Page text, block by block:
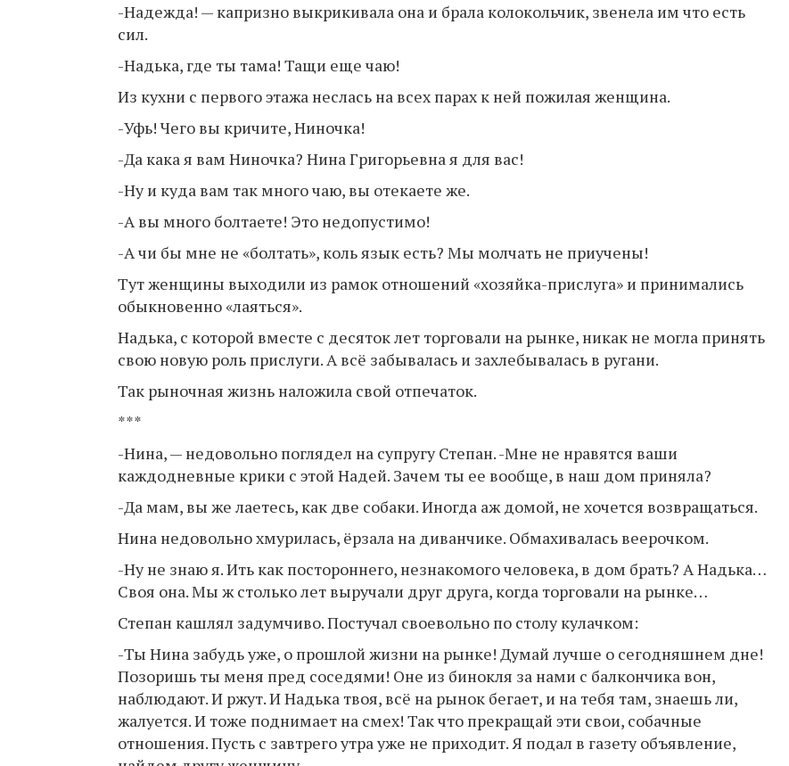
-Надежда! — капризно выкрикивала она и брала колокольчик, звенела им что есть
сил.
-Надька, где ты тама! Тащи еще чаю!
Из кухни с первого этажа неслась на всех парах к ней пожилая женщина.
-Уфь! Чего вы кричите, Ниночка!
-Да кака я вам Ниночка? Нина Григорьевна я для вас!
-Ну и куда вам так много чаю, вы отекаете же.
-А вы много болтаете! Это недопустимо!
-А чи бы мне не «болтать», коль язык есть? Мы молчать не приучены!
Тут женщины выходили из рамок отношений «хозяйка-прислуга» и принимались
обыкновенно «лаяться».
Надька, с которой вместе с десяток лет торговали на рынке, никак не могла принять
свою новую роль прислуги. А всё забывалась и захлебывалась в ругани.
Так рыночная жизнь наложила свой отпечаток.
***
-Нина, — недовольно поглядел на супругу Степан. -Мне не нравятся ваши
каждодневные крики с этой Надей. Зачем ты ее вообще, в наш дом приняла?
-Да мам, вы же лаетесь, как две собаки. Иногда аж домой, не хочется возвращаться.
Нина недовольно хмурилась, ёрзала на диванчике. Обмахивалась веерочком.
-Ну не знаю я. Ить как постороннего, незнакомого человека, в дом брать? А Надька…
Своя она. Мы ж столько лет выручали друг друга, когда торговали на рынке…
Степан кашлял задумчиво. Постучал своевольно по столу кулачком:
-Ты Нина забудь уже, о прошлой жизни на рынке! Думай лучше о сегодняшнем дне!
Позоришь ты меня пред соседями! Оне из бинокля за нами с балкончика вон,
наблюдают. И ржут. И Надька твоя, всё на рынок бегает, и на тебя там, знаешь ли,
жалуется. И тоже поднимает на смех! Так что прекращай эти свои, собачные
отношения. Пусть с завтрего утра уже не приходит. Я подал в газету объявление,